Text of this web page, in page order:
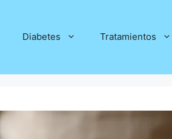
Diabetes Tratamientos